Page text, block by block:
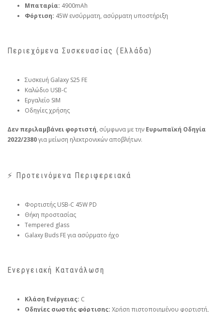
Μπαταρία: 4900mAh
Φόρτιση: 45W ενσύρματη, ασύρματη υποστήριξη
Περιεχόμενα Συσκευασίας (Ελλάδα)
Συσκευή Galaxy S25 FE
Καλώδιο USB-C
Εργαλείο SIM
Οδηγίες χρήσης
Δεν περιλαμβάνει φορτιστή, σύμφωνα με την Ευρωπαϊκή Οδηγία
2022/2380για μείωση ηλεκτρονικών αποβλήτων.
⚡ Προτεινόμενα Περιφερειακά
Φορτιστής USB-C 45W PD
Θήκη προστασίας
Tempered glass
Galaxy Buds FE για ασύρματο ήχο
Ενεργειακή Κατανάλωση
Κλάση Ενέργειας: C
Οδηγίες σωστής φόρτισης: Χρήση πιστοποιημένου φορτιστή,